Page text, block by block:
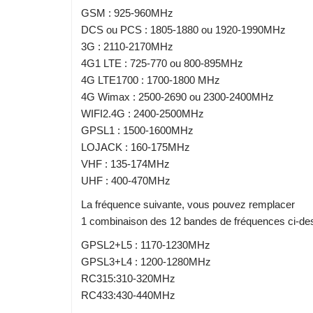
GSM : 925-960MHz
DCS ou PCS : 1805-1880 ou 1920-1990MHz
3G : 2110-2170MHz
4G1 LTE : 725-770 ou 800-895MHz
4G LTE1700 : 1700-1800 MHz
4G Wimax : 2500-2690 ou 2300-2400MHz
WIFI2.4G : 2400-2500MHz
GPSL1 : 1500-1600MHz
LOJACK : 160-175MHz
VHF : 135-174MHz
UHF : 400-470MHz
La fréquence suivante, vous pouvez remplacer
1 combinaison des 12 bandes de fréquences ci-
GPSL2+L5 : 1170-1230MHz
GPSL3+L4 : 1200-1280MHz
RC315:310-320MHz
RC433:430-440MHz